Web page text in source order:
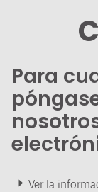
Para
Ver la